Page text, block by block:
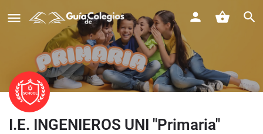
I.E. INGENIEROS UNI "Primaria"